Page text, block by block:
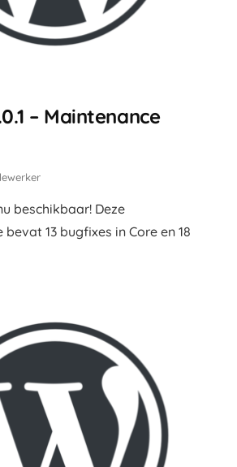
– Maintenance
beschikbaar! Deze
13 bugfixes in Core en 18